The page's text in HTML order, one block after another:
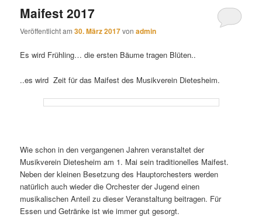
Maifest 2017
Veröffentlicht am30. März 2017vonadmin
Es wird Frühling… die ersten Bäume tragen Blüten..
..es wird Zeit für das Maifest des Musikverein Dietesheim.
Wie schon in den vergangenen Jahren veranstaltet der
Musikverein Dietesheim am 1. Mai sein traditionelles Maifest.
Neben der kleinen Besetzung des Hauptorchesters werden
natürlich auch wieder die Orchester der Jugend einen
musikalischen Anteil zu dieser Veranstaltung beitragen. Für
Essen und Getränke ist wie immer gut gesorgt.